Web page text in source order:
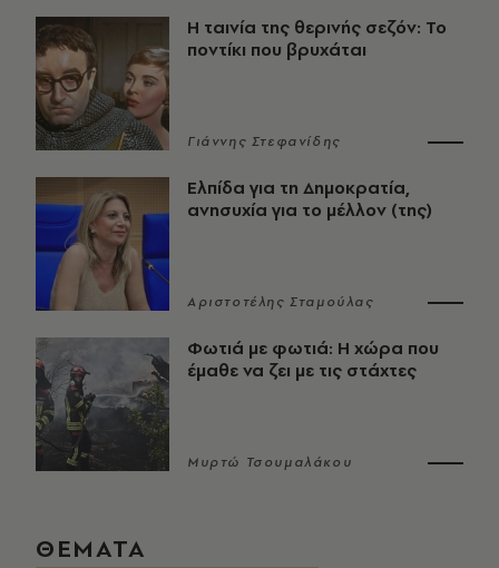
Η ταινία της θερινής σεζόν: Το
ποντίκι που βρυχάται
Γιάννης Στεφανίδης
Ελπίδα για τη Δημοκρατία,
ανησυχία για το μέλλον (της)
Αριστοτέλης Σταμούλας
Φωτιά με φωτιά: Η χώρα που
έμαθε να ζει με τις στάχτες
Μυρτώ Τσουμαλάκου
ΘΕΜΑΤΑ